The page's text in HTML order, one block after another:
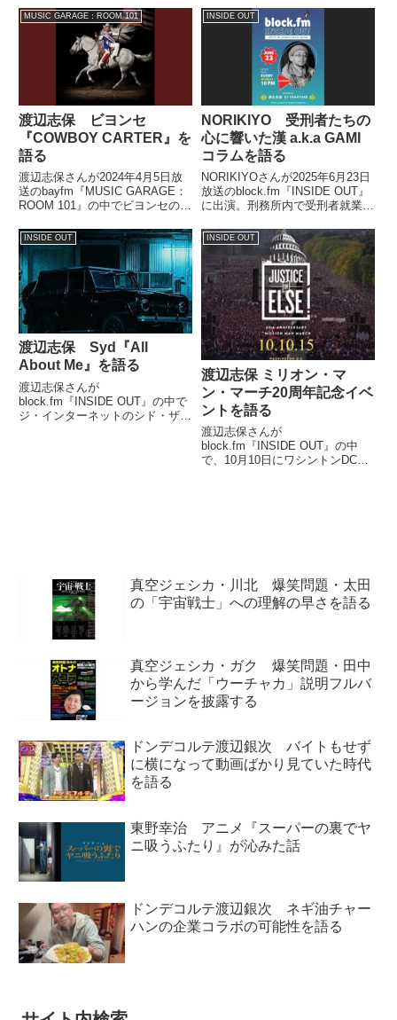
Mob, Slim Jxmmi『We Can Hit
(Round 1)』を紹介していまし
feat. Cardi B』を紹介していまし
た。 'Bet You Wanna' ult...
MUSIC GARAGE：ROOM 101
渡辺志保 ビヨンセ
『COWBOY CARTER』を
語る
渡辺志保さんが2024年4月5日放
送のbayfm『MUSIC GARAGE：
ROOM 101』の中でビヨンセの最
CARTER』について話していま
した。
INSIDE OUT
NORIKIYO 受刑者たちの
心に響いた漢 a.k.a GAMI
コラムを語る
NORIKIYOさんが2025年6月23日
放送のblock.fm『INSIDE OUT』
に出演。刑務所内で受刑者就業支
漢 a.k.a GAMIさんのコラムを読
んだ受刑者たちの反応を話してい
ました。
INSIDE OUT
渡辺志保 Syd『All
About Me』を語る
渡辺志保さんが
block.fm『INSIDE OUT』の中で
ジ・インターネットのシド・ザ・
INSIDE OUT
渡辺志保 ミリオン・マ
ン・マーチ20周年記念イベ
ントを語る
渡辺志保さんが
block.fm『INSIDE OUT』の中
で、10月10日にワシントンDCで
真空ジェシカ・川北 爆笑問題・太田
の「宇宙戦士」への理解の早さを語る
真空ジェシカ・ガク 爆笑問題・田中
から学んだ「ウーチャカ」説明フルバ
ージョンを披露する
ドンデコルテ渡辺銀次 バイトもせず
に横になって動画ばかり見ていた時代
を語る
東野幸治 アニメ『スーパーの裏でヤ
ニ吸うふたり』が沁みた話
ドンデコルテ渡辺銀次 ネギ油チャー
ハンの企業コラボの可能性を語る